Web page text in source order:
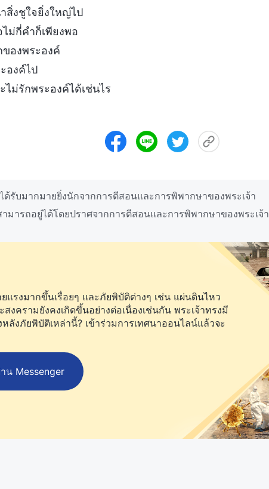
สิ่งชูใจยิ่งใหญ่ไป
ม่กี่คำก็เพียงพอ
องพระองค์
องค์ไป
ไม่รักพระองค์ได้เช่นไร
รับมากมายยิ่งนักจากการตีสอนและการพิพากษาของพระเจ้า
มารถอยู่ได้โดยปราศจากการตีสอนและการพิพากษาของพระเจ้า
แรงมากขึ้นเรื่อยๆ และภัยพิบัติต่างๆ เช่น แผ่นดินไหว
งครามยังคงเกิดขึ้นอย่างต่อเนื่องเช่นกัน พระเจ้าทรงมี
หลังภัยพิบัติเหล่านี้? เข้าร่วมการเทศนาออนไลน์แล้วจะ
น Messenger